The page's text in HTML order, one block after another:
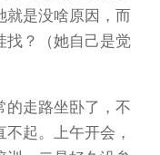
就是没啥原因，而
找？（她自己是觉
的走路坐卧了，不
起。上午开会，